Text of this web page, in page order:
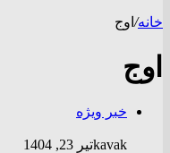
خانه/ اوج
اوج
خبر ویژه
kavakتیر 23, 1404